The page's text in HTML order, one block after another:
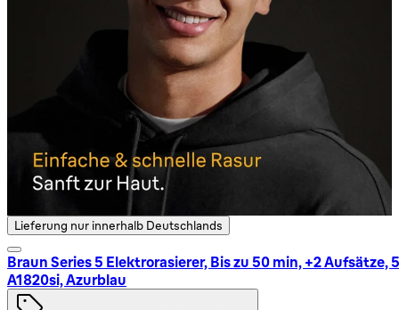
Lieferung nur innerhalb Deutschlands
Braun Series 5 Elektrorasierer, Bis zu 50 min, +2 Aufsätze,
A1820si, Azurblau